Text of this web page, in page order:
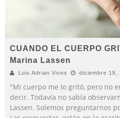
CUANDO EL CUERPO
Marina Lassen
Luis Adrian Vives diciembre 19,
"Mi cuerpo me lo gritó, pero no
decir. Todavía no sabía
Lassen. Solemos preguntarnos